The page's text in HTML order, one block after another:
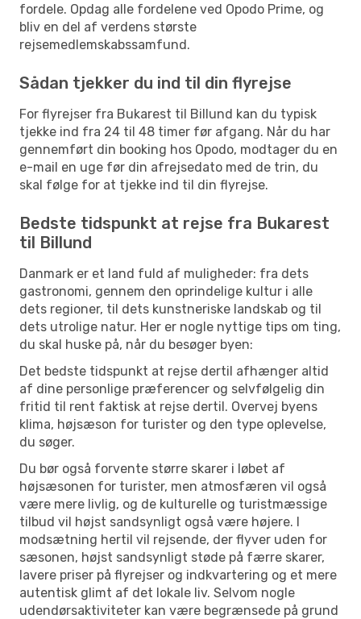
fordele. Opdag alle fordelene ved Opodo Prime, og
bliv en del af verdens største
rejsemedlemskabssamfund.
Sådan tjekker du ind til din flyrejse
For flyrejser fra Bukarest til Billund kan du typisk
tjekke ind fra 24 til 48 timer før afgang. Når du har
gennemført din booking hos Opodo, modtager du en
e-mail en uge før din afrejsedato med de trin, du
skal følge for at tjekke ind til din flyrejse.
Bedste tidspunkt at rejse fra Bukarest
til Billund
Danmark er et land fuld af muligheder: fra dets
gastronomi, gennem den oprindelige kultur i alle
dets regioner, til dets kunstneriske landskab og til
dets utrolige natur. Her er nogle nyttige tips om ting,
du skal huske på, når du besøger byen:
Det bedste tidspunkt at rejse dertil afhænger altid
af dine personlige præferencer og selvfølgelig din
fritid til rent faktisk at rejse dertil. Overvej byens
klima, højsæson for turister og den type oplevelse,
du søger.
Du bør også forvente større skarer i løbet af
højsæsonen for turister, men atmosfæren vil også
være mere livlig, og de kulturelle og turistmæssige
tilbud vil højst sandsynligt også være højere. I
modsætning hertil vil rejsende, der flyver uden for
sæsonen, højst sandsynligt støde på færre skarer,
lavere priser på flyrejser og indkvartering og et mere
autentisk glimt af det lokale liv. Selvom nogle
udendørsaktiviteter kan være begrænsede på grund